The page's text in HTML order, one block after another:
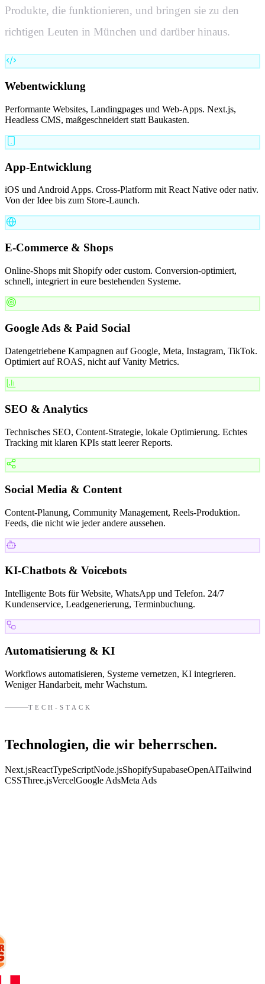
Produkte, die funktionieren, und bringen sie zu den
richtigen Leuten in München und darüber hinaus.
Webentwicklung
Performante Websites, Landingpages und Web-Apps. Next.js,
Headless CMS, maßgeschneidert statt Baukasten.
App-Entwicklung
iOS und Android Apps. Cross-Platform mit React Native oder nativ.
Von der Idee bis zum Store-Launch.
E-Commerce & Shops
Online-Shops mit Shopify oder custom. Conversion-optimiert,
schnell, integriert in eure bestehenden Systeme.
Google Ads & Paid Social
Datengetriebene Kampagnen auf Google, Meta, Instagram, TikTok.
Optimiert auf ROAS, nicht auf Vanity Metrics.
SEO & Analytics
Technisches SEO, Content-Strategie, lokale Optimierung. Echtes
Tracking mit klaren KPIs statt leerer Reports.
Social Media & Content
Content-Planung, Community Management, Reels-Produktion.
Feeds, die nicht wie jeder andere aussehen.
KI-Chatbots & Voicebots
Intelligente Bots für Website, WhatsApp und Telefon. 24/7
Kundenservice, Leadgenerierung, Terminbuchung.
Automatisierung & KI
Workflows automatisieren, Systeme vernetzen, KI integrieren.
Weniger Handarbeit, mehr Wachstum.
TECH-STACK
Technologien, die wir beherrschen.
Next.jsReactTypeScriptNode.jsShopifySupabaseOpenAITailwind
CSSThree.jsVercelGoogle AdsMeta Ads